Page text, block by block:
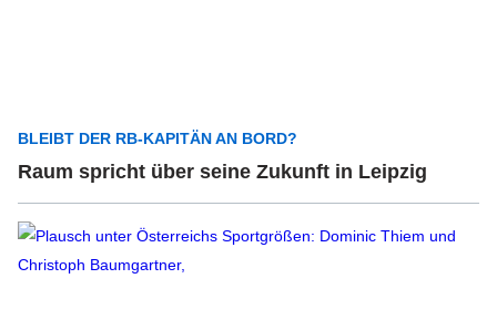
BLEIBT DER RB-KAPITÄN AN BORD?
Raum spricht über seine Zukunft in Leipzig